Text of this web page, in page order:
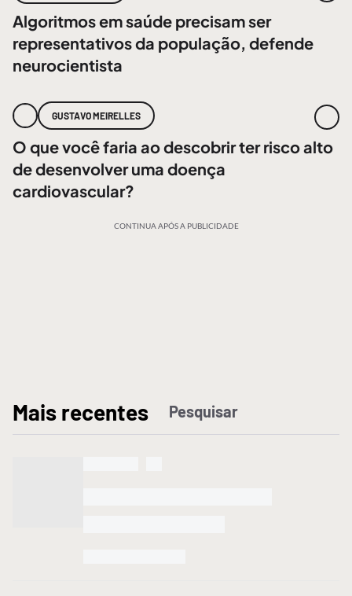
Algoritmos em saúde precisam ser
representativos da população, defende
neurocientista
GUSTAVO MEIRELLES
O que você faria ao descobrir ter risco alto
de desenvolver uma doença
cardiovascular?
CONTINUA APÓS A PUBLICIDADE
Mais recentes